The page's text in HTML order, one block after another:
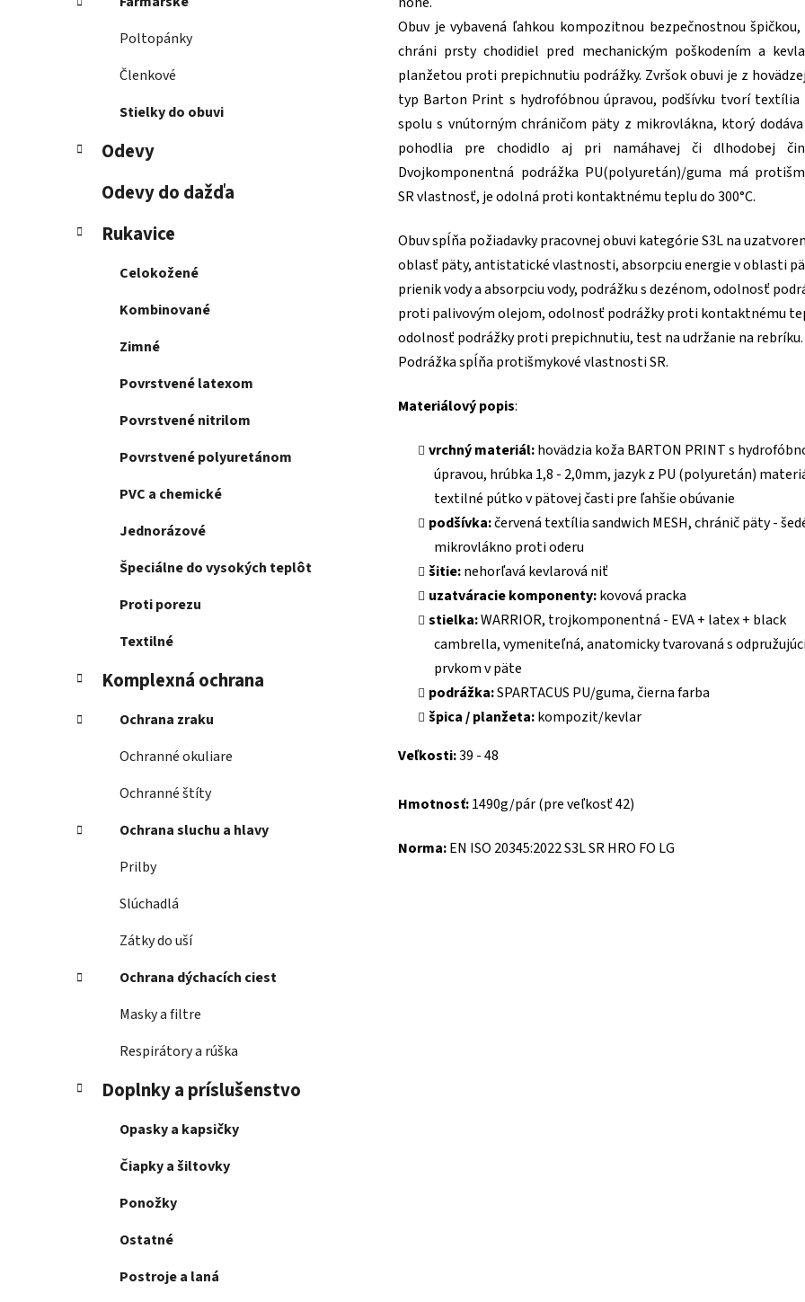
Poltopánky
Členkové
Stielky do obuvi
Odevy
Odevy do dažďa
Rukavice
Celokožené
Kombinované
Zimné
Povrstvené latexom
Povrstvené nitrilom
Povrstvené polyuretánom
PVC a chemické
Jednorázové
Špeciálne do vysokých teplôt
Proti porezu
Textilné
Komplexná ochrana
Ochrana zraku
Ochranné okuliare
Ochranné štíty
Ochrana sluchu a hlavy
Prilby
Slúchadlá
Zátky do uší
Ochrana dýchacích ciest
Masky a filtre
Respirátory a rúška
Doplnky a príslušenstvo
Opasky a kapsičky
Čiapky a šiltovky
Ponožky
Ostatné
Postroje a laná
Obuv je vybavená ľahkou kompozitnou bezpečnostnou
chráni prsty chodidiel pred mechanickým poškodením a
planžetou proti prepichnutiu podrážky. Zvršok obuvi je z
typ Barton Print s hydrofóbnou úpravou, podšívku tvorí textília
spolu s vnútorným chráničom päty z mikrovlákna, ktorý
pohodlia pre chodidlo aj pri namáhavej či dlhodobej
Dvojkomponentná podrážka PU(polyuretán)/guma má
SR vlastnosť, je odolná proti kontaktnému teplu do 300°C.
Obuv spĺňa požiadavky pracovnej obuvi kategórie S3L na
oblasť päty, antistatické vlastnosti, absorpciu energie v oblasti
prienik vody a absorpciu vody, podrážku s dezénom, odolnosť
proti palivovým olejom, odolnosť podrážky proti kontaktnému
odolnosť podrážky proti prepichnutiu, test na udržanie na rebríku.
Podrážka spĺňa protišmykové vlastnosti SR.
Materiálový popis:
vrchný materiál:hovädzia koža BARTON PRINT s
úpravou, hrúbka 1,8 - 2,0mm, jazyk z PU (polyuretán)
textilné pútko v pätovej časti pre ľahšie obúvanie
podšívka:červená textília sandwich MESH, chránič päty -
mikrovlákno proti oderu
šitie:nehorľavá kevlarová niť
uzatváracie komponenty:kovová pracka
stielka:WARRIOR, trojkomponentná - EVA + latex + black
cambrella, vymeniteľná, anatomicky tvarovaná s
prvkom v päte
podrážka:SPARTACUS PU/guma, čierna farba
špica / planžeta:kompozit/kevlar
Veľkosti:39 - 48
Hmotnosť:1490g/pár (pre veľkosť 42)
Norma:EN ISO 20345:2022 S3L SR HRO FO LG